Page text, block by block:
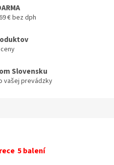
€ bez dph
Slovensku
vašej prevádzky
5 balení